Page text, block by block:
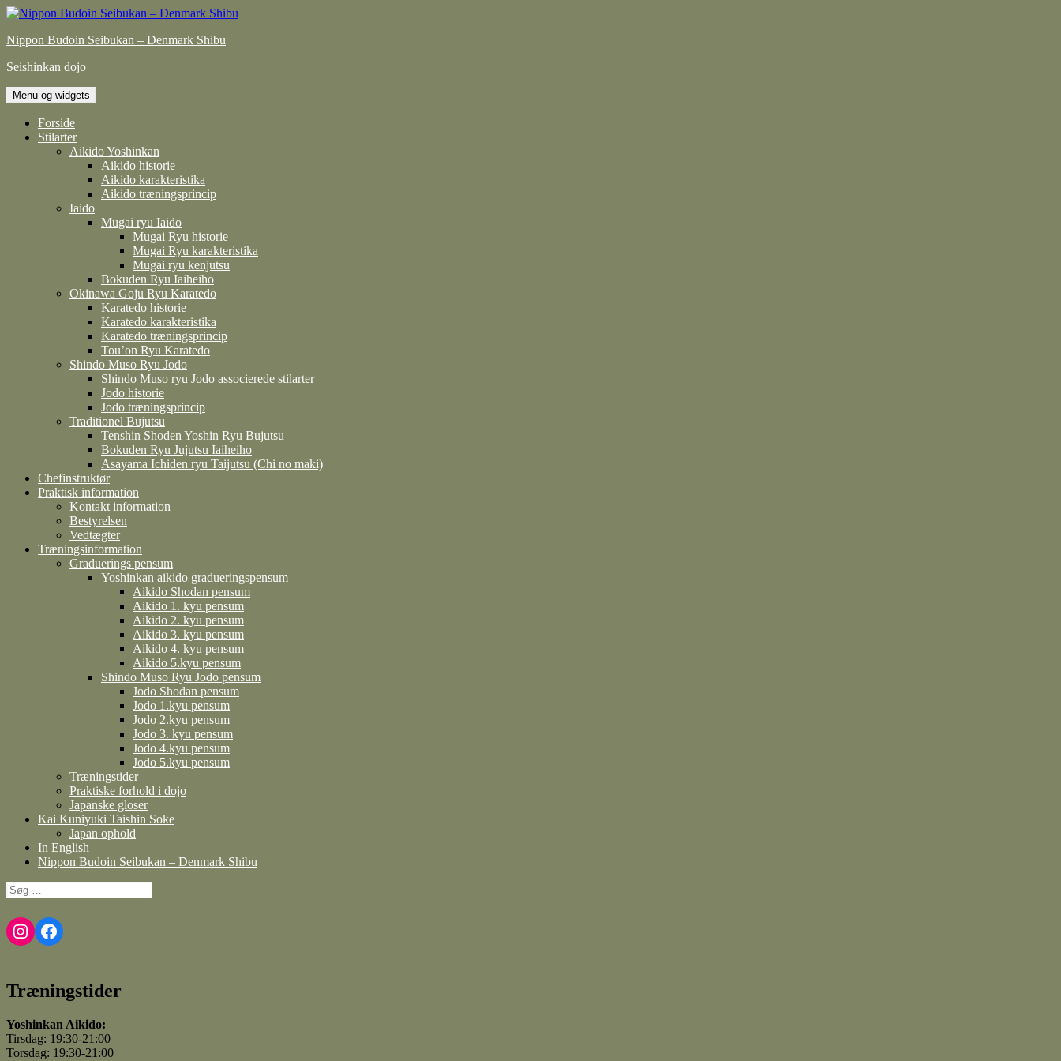
Hop
indhold
Nippon Budoin Seibukan – Denmark Shibu
Seishinkan dojo
Menu og widgets
Forside
Stilarter
Aikido Yoshinkan
Aikido historie
Aikido karakteristika
Aikido træningsprincip
Iaido
Mugai ryu Iaido
Mugai Ryu historie
Mugai Ryu karakteristika
Mugai ryu kenjutsu
Bokuden Ryu Iaiheiho
Okinawa Goju Ryu Karatedo
Karatedo historie
Karatedo karakteristika
Karatedo træningsprincip
Tou’on Ryu Karatedo
Shindo Muso Ryu Jodo
Shindo Muso ryu Jodo associerede stilarter
Jodo historie
Jodo træningsprincip
Traditionel Bujutsu
Tenshin Shoden Yoshin Ryu Bujutsu
Bokuden Ryu Jujutsu Iaiheiho
Asayama Ichiden ryu Taijutsu (Chi no maki)
Chefinstruktør
Praktisk information
Kontakt information
Bestyrelsen
Vedtægter
Træningsinformation
Graduerings pensum
Yoshinkan aikido gradueringspensum
Aikido Shodan pensum
Aikido 1. kyu pensum
Aikido 2. kyu pensum
Aikido 3. kyu pensum
Aikido 4. kyu pensum
Aikido 5.kyu pensum
Shindo Muso Ryu Jodo pensum
Jodo Shodan pensum
Jodo 1.kyu pensum
Jodo 2.kyu pensum
Jodo 3. kyu pensum
Jodo 4.kyu pensum
Jodo 5.kyu pensum
Træningstider
Praktiske forhold i dojo
Japanske gloser
Kai Kuniyuki Taishin Soke
Japan ophold
In English
Nippon Budoin Seibukan – Denmark Shibu
Søg
efter:
Instagram Facebook
Træningstider
Yoshinkan Aikido:
Tirsdag: 19:30-21:00
Torsdag: 19:30-21:00